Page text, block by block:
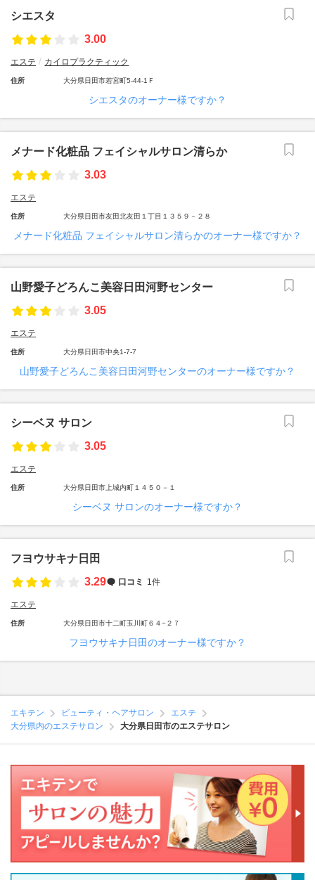
シエスタ
3.00
エステ カイロプラクティック
住所 大分県日田市若宮町5-44-1Ｆ
シエスタのオーナー様ですか？
メナード化粧品 フェイシャルサロン清らか
3.03
エステ
住所 大分県日田市友田北友田１丁目１３５９－２８
メナード化粧品 フェイシャルサロン清らかのオーナー様ですか？
山野愛子どろんこ美容日田河野センター
3.05
エステ
住所 大分県日田市中央1-7-7
山野愛子どろんこ美容日田河野センターのオーナー様ですか？
シーベヌ サロン
3.05
エステ
住所 大分県日田市上城内町１４５０－１
シーベヌ サロンのオーナー様ですか？
フヨウサキナ日田
3.29
口コミ 1件
エステ
住所 大分県日田市十二町玉川町６４−２７
フヨウサキナ日田のオーナー様ですか？
エキテン ビューティ・ヘアサロン
エステ
大分県内のエステサロン
大分県日田市のエステサロン